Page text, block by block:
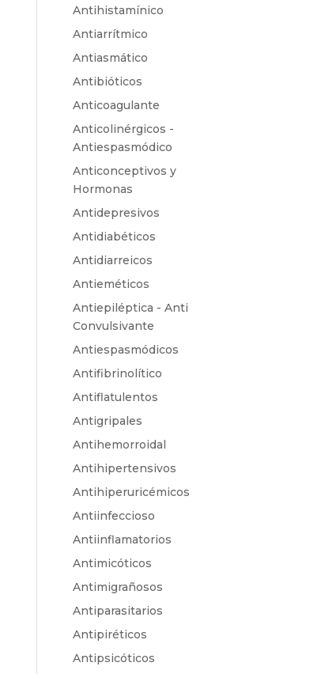
Antihistamínico
Antiarrítmico
Antiasmático
Antibióticos
Anticoagulante
Anticolinérgicos -
Antiespasmódico
Anticonceptivos y
Hormonas
Antidepresivos
Antidiabéticos
Antidiarreicos
Antieméticos
Antiepiléptica - Anti
Convulsivante
Antiespasmódicos
Antifibrinolítico
Antiflatulentos
Antigripales
Antihemorroidal
Antihipertensivos
Antihiperuricémicos
Antiinfeccioso
Antiinflamatorios
Antimicóticos
Antimigrañosos
Antiparasitarios
Antipiréticos
Antipsicóticos